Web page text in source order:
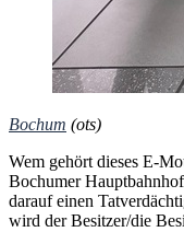
Bochum (ots)
Wem gehört dieses E-
Bochumer
darauf einen
wird der Besitzer/die